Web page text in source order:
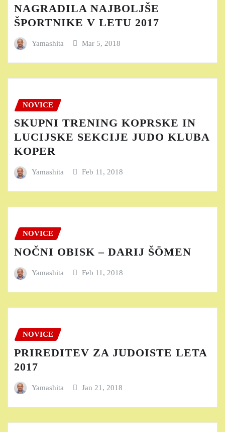
NAGRADILA NAJBOLJŠE
ŠPORTNIKE V LETU 2017
Yamashita Mar 5, 2018
NOVICE
SKUPNI TRENING KOPRSKE IN
LUCIJSKE SEKCIJE JUDO KLUBA
KOPER
Yamashita Feb 11, 2018
NOVICE
NOČNI OBISK – DARIJ ŠÖMEN
Yamashita Feb 11, 2018
NOVICE
PRIREDITEV ZA JUDOISTE LETA
2017
Yamashita Jan 21, 2018